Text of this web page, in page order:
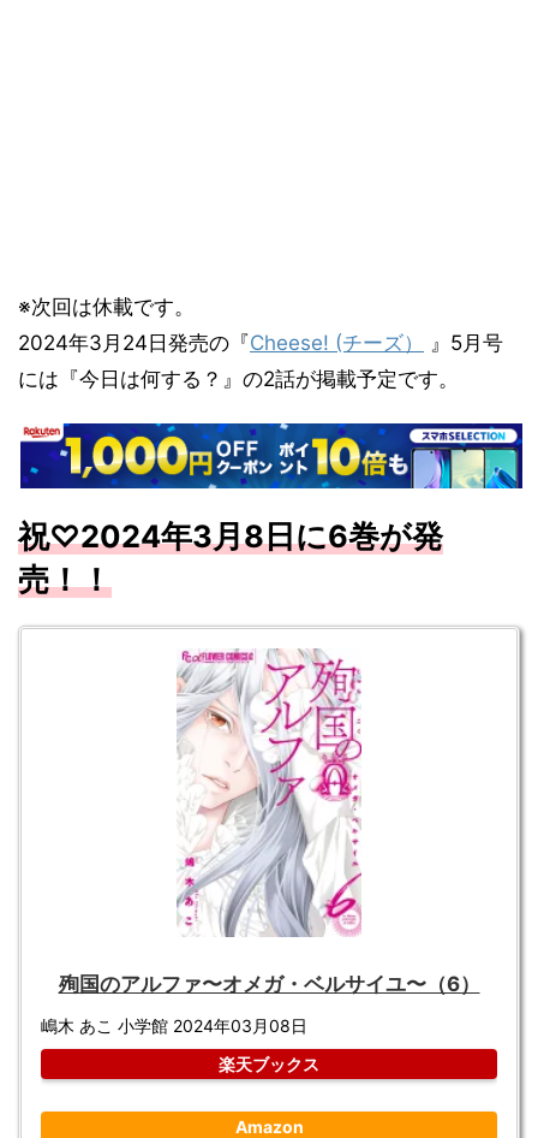
※次回は休載です。
2024年3月24日発売の『Cheese! (チーズ）
』5月号
には『今日は何する？』の2話が掲載予定です。
祝♡2024年3月8日に6巻が発
売！！
殉国のアルファ〜オメガ・ベルサイユ〜（6）
嶋木 あこ 小学館 2024年03月08日
楽天ブックス
Amazon